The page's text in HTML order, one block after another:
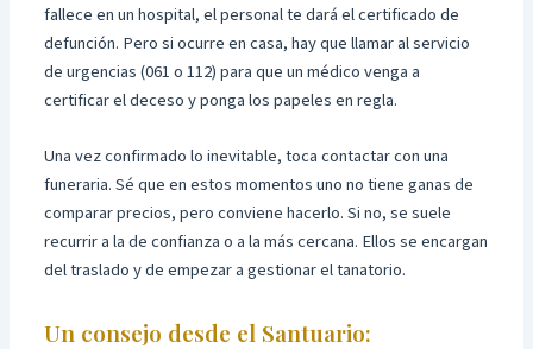
fallece en un hospital, el personal te dará el certificado de
defunción. Pero si ocurre en casa, hay que llamar al servicio
de urgencias (061 o 112) para que un médico venga a
certificar el deceso y ponga los papeles en regla.
Una vez confirmado lo inevitable, toca contactar con una
funeraria. Sé que en estos momentos uno no tiene ganas de
comparar precios, pero conviene hacerlo. Si no, se suele
recurrir a la de confianza o a la más cercana. Ellos se encargan
del traslado y de empezar a gestionar el tanatorio.
Un consejo desde el Santuario: